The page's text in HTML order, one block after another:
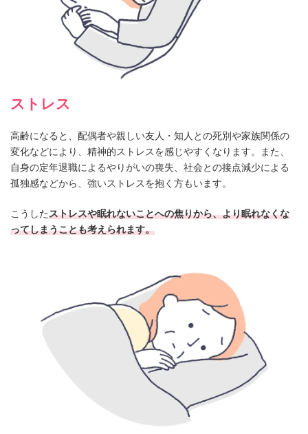
ストレス
高齢になると、配偶者や親しい友人・知人との死別や家族関係の
変化などにより、精神的ストレスを感じやすくなります。また、
自身の定年退職によるやりがいの喪失、社会との接点減少による
孤独感などから、強いストレスを抱く方もいます。
こうしたストレスや眠れないことへの焦りから、より眠れなくな
ってしまうことも考えられます。